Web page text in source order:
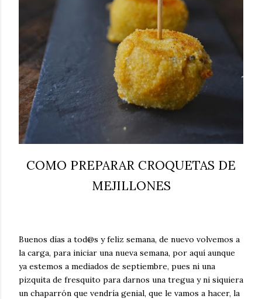
COMO PREPARAR CROQUETAS DE
MEJILLONES
Buenos días a tod@s y feliz semana, de nuevo volvemos a
la carga, para iniciar una nueva semana, por aquí aunque
ya estemos a mediados de septiembre, pues ni una
pizquita de fresquito para darnos una tregua y ni siquiera
un chaparrón que vendría genial, que le vamos a hacer, la